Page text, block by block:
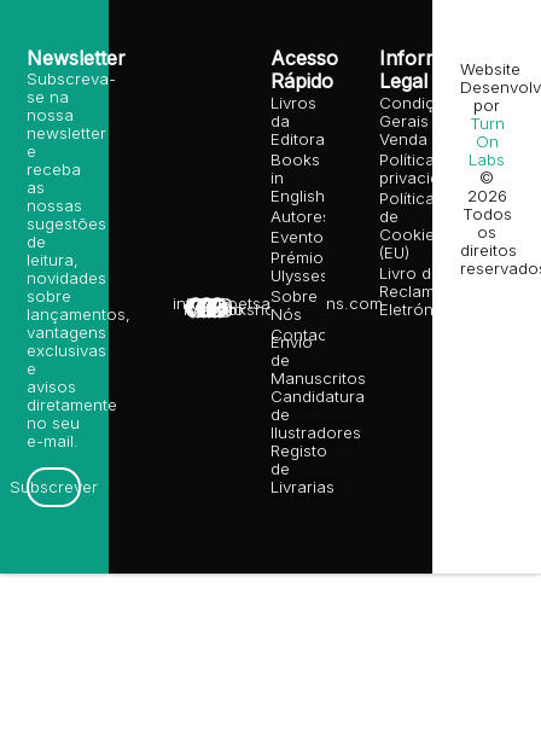
info@poetsandragons.com
Infantil
Adulto
Bookshop
Acesso
Rápido
Livros
da
Editora
Books
in
English
Autores
Eventos
Prémio
Ulysses
Sobre
Nós
Contactos
Envio
de
Manuscritos
Candidatura
de
Ilustradores
Registo
de
Livrarias
Informação
Legal
Condições
Gerais de
Venda
Política de
privacidade
Política
de
Cookies
(EU)
Livro de
Reclamações
Eletrónico
Newsletter
Subscreva-
se na
nossa
newsletter
e
receba
as
nossas
sugestões
de
leitura,
novidades
sobre
lançamentos,
vantagens
exclusivas
e
avisos
diretamente
no seu
e-mail.
Subscrever
Website
por
Turn
On
Labs
©
2026
Todos
os
direitos